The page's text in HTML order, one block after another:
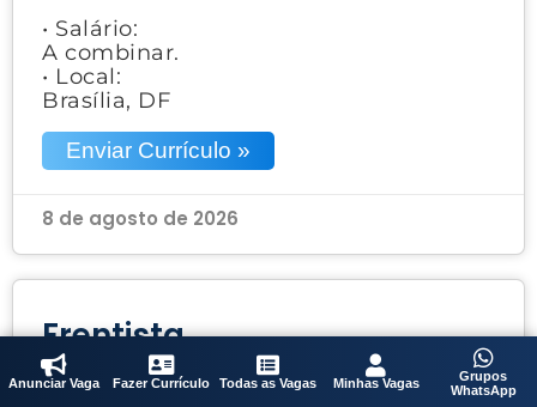
• Salário:
A combinar.
• Local:
Brasília, DF
Enviar Currículo »
8 de agosto de 2026
Frentista
• Salário:
Anunciar Vaga Fazer Currículo Todas as Vagas Minhas Vagas
Grupos
WhatsApp